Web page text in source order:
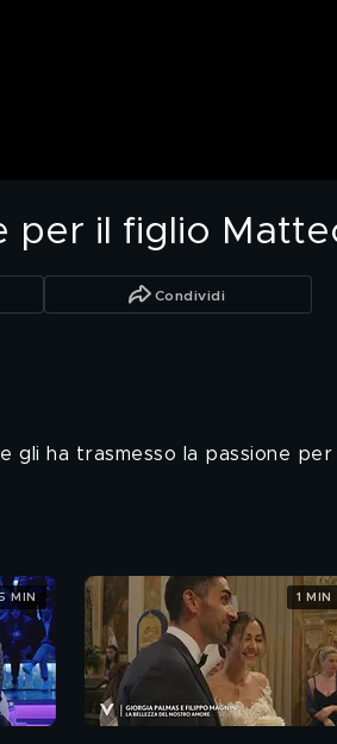
per il figlio
Condividi
ha trasmesso la passione
MIN 1 MIN